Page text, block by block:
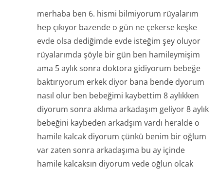
merhaba ben 6. hismi bilmiyorum rüyalarım
hep çıkıyor bazende o gün ne çekerse keşke
evde olsa dediğimde evde isteğim şey oluyor
rüyalarımda şöyle bir gün ben hamileymişim
ama 5 aylık sonra doktora gidiyorum bebeğe
baktırıyorum erkek diyor bana bende dyorum
nasıl olur ben bebeğimi kaybettim 8 aylıkken
diyorum sonra aklıma arkadaşım geliyor 8 aylık
bebeğini kaybeden arkadşım vardı heralde o
hamile kalcak diyorum çünkü benim bir oğlum
var zaten sonra arkadaşıma bu ay içinde
hamile kalcaksın diyorum vede oğlun olcak